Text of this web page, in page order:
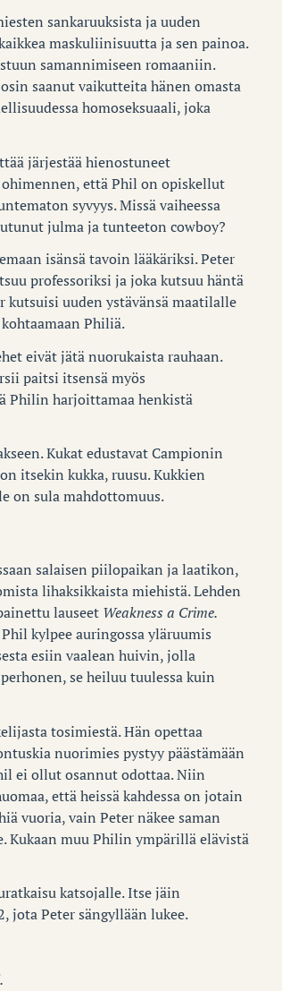
sankaruuksista ja uuden
maskuliinisuutta ja sen painoa.
samannimiseen romaaniin.
saanut vaikutteita hänen omasta
homoseksuaali, joka
järjestää hienostuneet
että Phil on opiskellut
syvyys. Missä vaiheessa
julma ja tunteeton cowboy?
isänsä tavoin lääkäriksi. Peter
professoriksi ja joka kutsuu häntä
kutsuisi uuden ystävänsä maatilalle
Philiä.
eivät jätä nuorukaista rauhaan.
paitsi itsensä myös
Philin harjoittamaa henkistä
Kukat edustavat Campionin
itsekin kukka, ruusu. Kukkien
on sula mahdottomuus.
salaisen piilopaikan ja laatikon,
lihaksikkaista miehistä. Lehden
lauseet Weakness a Crime.
kylpee auringossa yläruumis
esiin vaalean huivin, jolla
se heiluu tuulessa kuin
tosimiestä. Hän opettaa
nuorimies pystyy päästämään
ei ollut osannut odottaa. Niin
että heissä kahdessa on jotain
vuoria, vain Peter näkee saman
muu Philin ympärillä elävistä
katsojalle. Itse jäin
jota Peter sängyllään lukee.